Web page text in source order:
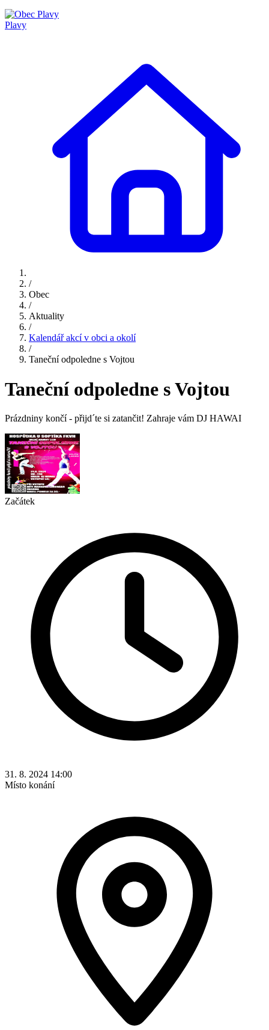
Plavy
/
Obec
/
Aktuality
/
Kalendář akcí v obci a okolí
/
Taneční odpoledne s Vojtou
Taneční odpoledne s Vojtou
Prázdniny končí - přijd´te si zatančit! Zahraje vám DJ HAWAI
Začátek
31. 8. 2024 14:00
Místo konání